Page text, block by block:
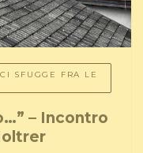
SFUGGE FRA LE
– Incontro